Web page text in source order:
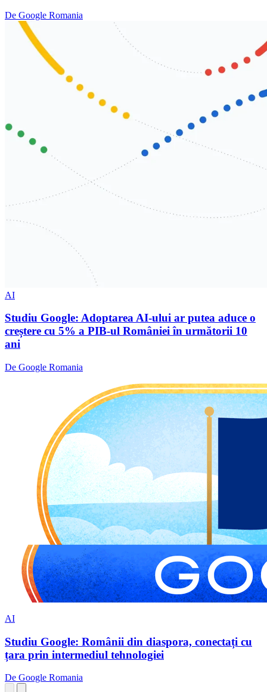
De Google Romania
AI
Studiu Google: Adoptarea AI-ului ar putea aduce o
creștere cu 5% a PIB-ul României în următorii 10
ani
De Google Romania
AI
Studiu Google: Românii din diaspora, conectați cu
țara prin intermediul tehnologiei
De Google Romania